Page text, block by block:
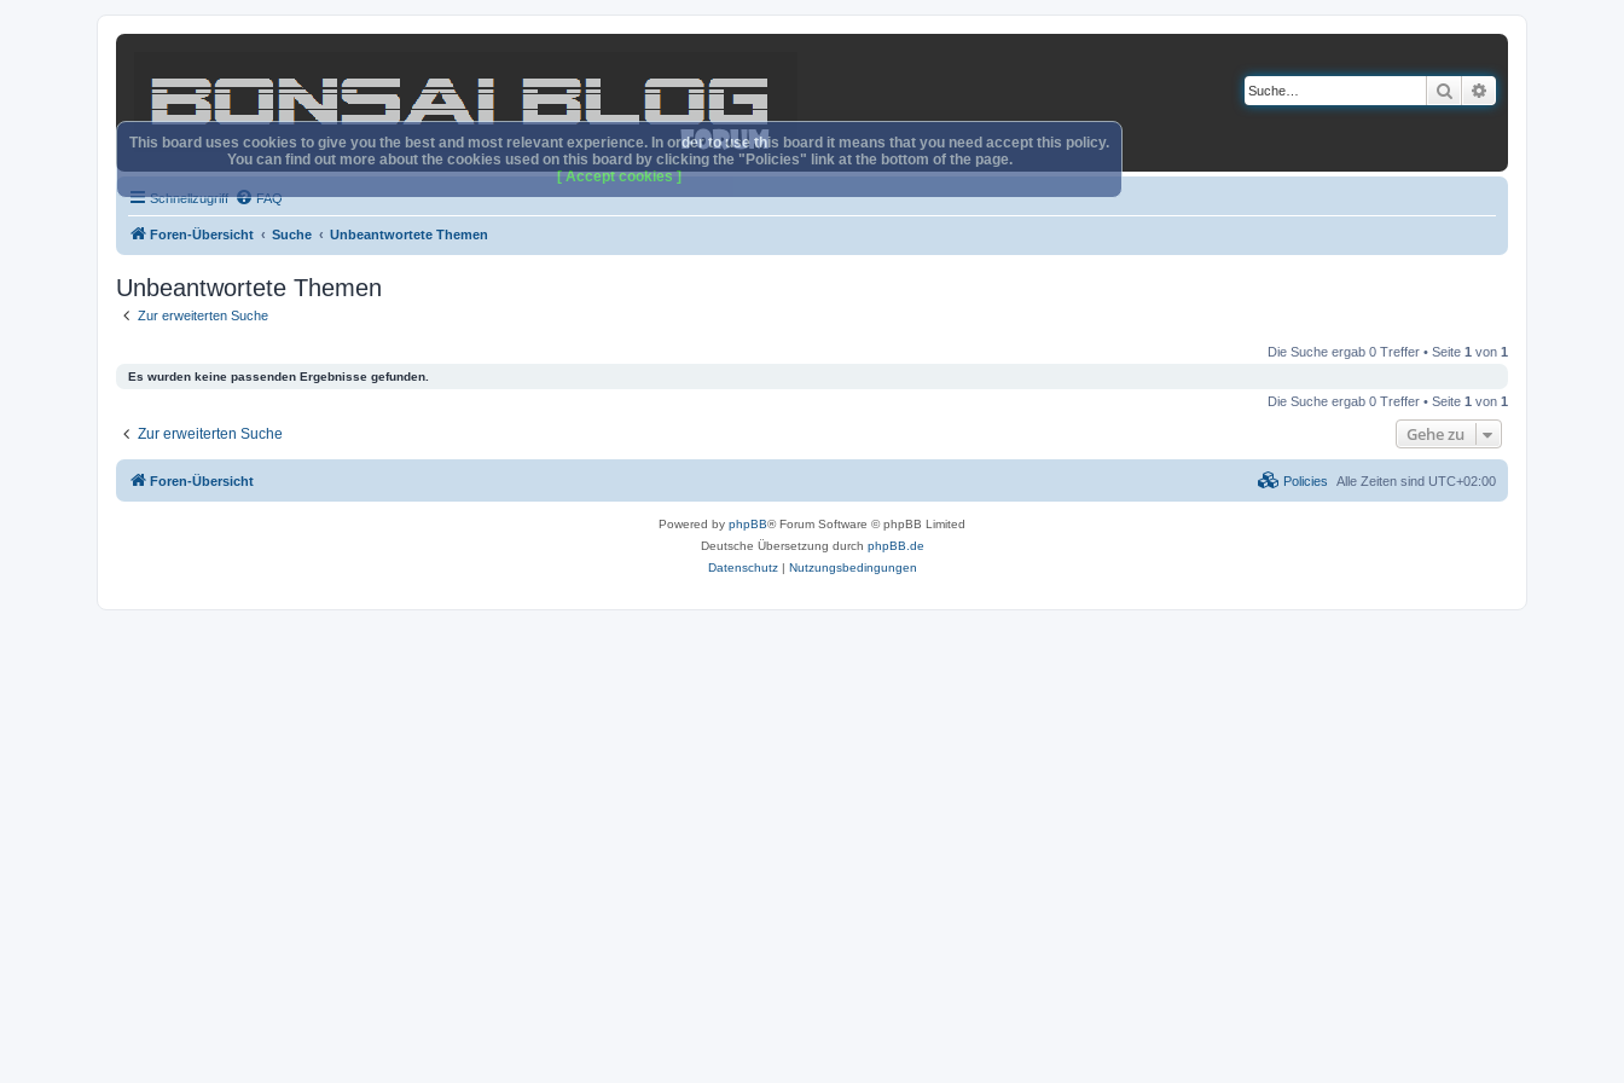
Suche
Schnellzugriff FAQ
Foren-Übersicht Suche Unbeantwortete Themen
Unbeantwortete Themen
Zur erweiterten Suche
Die Suche ergab 0 Treffer • Seite 1 von 1
Es wurden keine passenden Ergebnisse gefunden.
Die Suche ergab 0 Treffer • Seite 1 von 1
Zur erweiterten Suche Gehe zu
This board uses cookies to give you the best and most relevant experience. In order to use this board it means that you need accept this policy.
You can find out more about the cookies used on this board by clicking the "Policies" link at the bottom of the page.
[ Accept cookies ]
Foren-Übersicht Alle Zeiten sind UTC+02:00
Policies
Powered by phpBB® Forum Software © phpBB Limited
Deutsche Übersetzung durch phpBB.de
Datenschutz| Nutzungsbedingungen